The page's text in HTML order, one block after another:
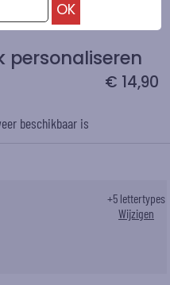
personaliseren
€ 14,90
beschikbaar is
+5 lettertypes
Wijzigen